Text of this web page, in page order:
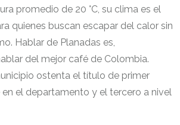
promedio de 20 °C, su clima es el
quienes buscan escapar del calor sin
Hablar de Planadas es,
del mejor café de Colombia.
ostenta el título de primer
el departamento y el tercero a nivel